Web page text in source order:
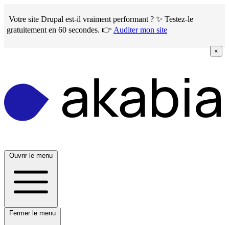
to
main
content
Votre site Drupal est-il vraiment performant ? ✨ Testez-le
gratuitement en 60 secondes. 👉 Auditer mon site
×
Ouvrir le menu
Fermer le menu